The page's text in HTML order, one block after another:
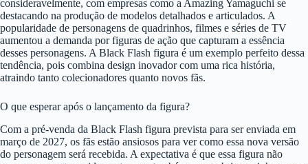
consideravelmente, com empresas como a Amazing Yamaguchi se
destacando na produção de modelos detalhados e articulados. A
popularidade de personagens de quadrinhos, filmes e séries de TV
aumentou a demanda por figuras de ação que capturam a essência
desses personagens. A Black Flash figura é um exemplo perfeito dessa
tendência, pois combina design inovador com uma rica história,
atraindo tanto colecionadores quanto novos fãs.
O que esperar após o lançamento da figura?
Com a pré-venda da Black Flash figura prevista para ser enviada em
março de 2027, os fãs estão ansiosos para ver como essa nova versão
do personagem será recebida. A expectativa é que essa figura não